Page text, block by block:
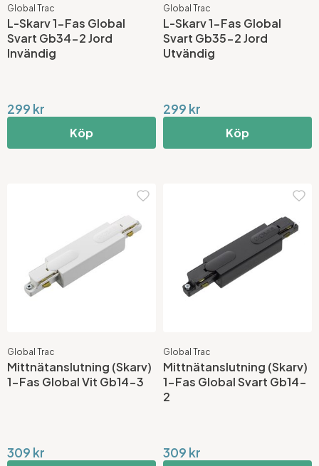
Global Trac
L-Skarv 1-Fas Global
Svart Gb34-2 Jord
Invändig
299 kr
Köp
Global Trac
L-Skarv 1-Fas Global
Svart Gb35-2 Jord
Utvändig
299 kr
Köp
Global Trac
Mittnätanslutning (Skarv)
1-Fas Global Vit Gb14-3
309 kr
Global Trac
Mittnätanslutning (Skarv)
1-Fas Global Svart Gb14-
2
309 kr